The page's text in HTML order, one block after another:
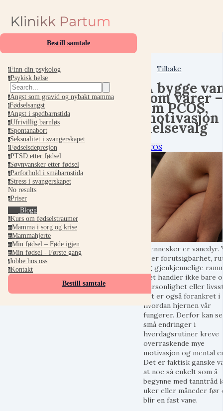
Bestill samtale
fFinn din psykolog
pPsykisk helse
aAngst som gravid og nybakt mamma
fFødselsangst
aAngst i spedbarnstida
uUfrivillig barnløs
sSpontanabort
sSeksualitet i svangerskapet
fFødselsdepresjon
pPTSD etter fødsel
sSøvnvansker etter fødsel
pParforhold i småbarnstida
sStress i svangerskapet
No results
pPriser
Blogg
kKurs om fødselstraumer
mMamma i sorg og krise
mMammahjerte
mMin fødsel – Føde igjen
mMin fødsel - Første gang
jJobbe hos oss
kKontakt
Bestill samtale
Tilbake
Å bygge
som varer –
om PCOS,
motivasjon
helsevalg
PCOS
Mennesker er vanedyr.
liker forutsigbarhet,
og gjenkjennelige
Det handler ikke bare
personlighet eller
det er også forankret i
hvordan hjernen vår
fungerer. Derfor kan
små endringer i
hverdagsrutiner kreve
overraskende mye
motivasjon og mental
Det er faktisk ganske
at noe så enkelt som å
begynne med tanntråd
uker eller måneder før
blir en fast vane.